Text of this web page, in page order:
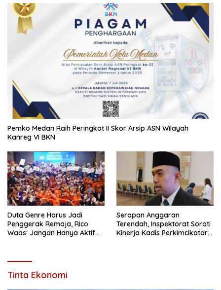
Pemko Medan Raih Peringkat II Skor Arsip ASN Wilayah
Kanreg VI BKN
Duta Genre Harus Jadi
Penggerak Remaja, Rico
Waas: Jangan Hanya Aktif
Serapan Anggaran
Terendah, Inspektorat Soroti
Kinerja Kadis Perkimcikataru
Tinta Ekonomi